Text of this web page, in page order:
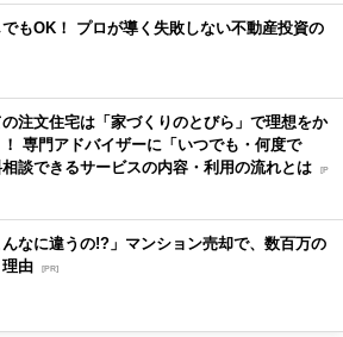
でもOK！ プロが導く失敗しない不動産投資の
の注文住宅は「家づくりのとびら」で理想をか
！ 専門アドバイザーに「いつでも・何度で
相談できるサービスの内容・利用の流れとは [P
んなに違うの!?」マンション売却で、数百万の
理由 [PR]